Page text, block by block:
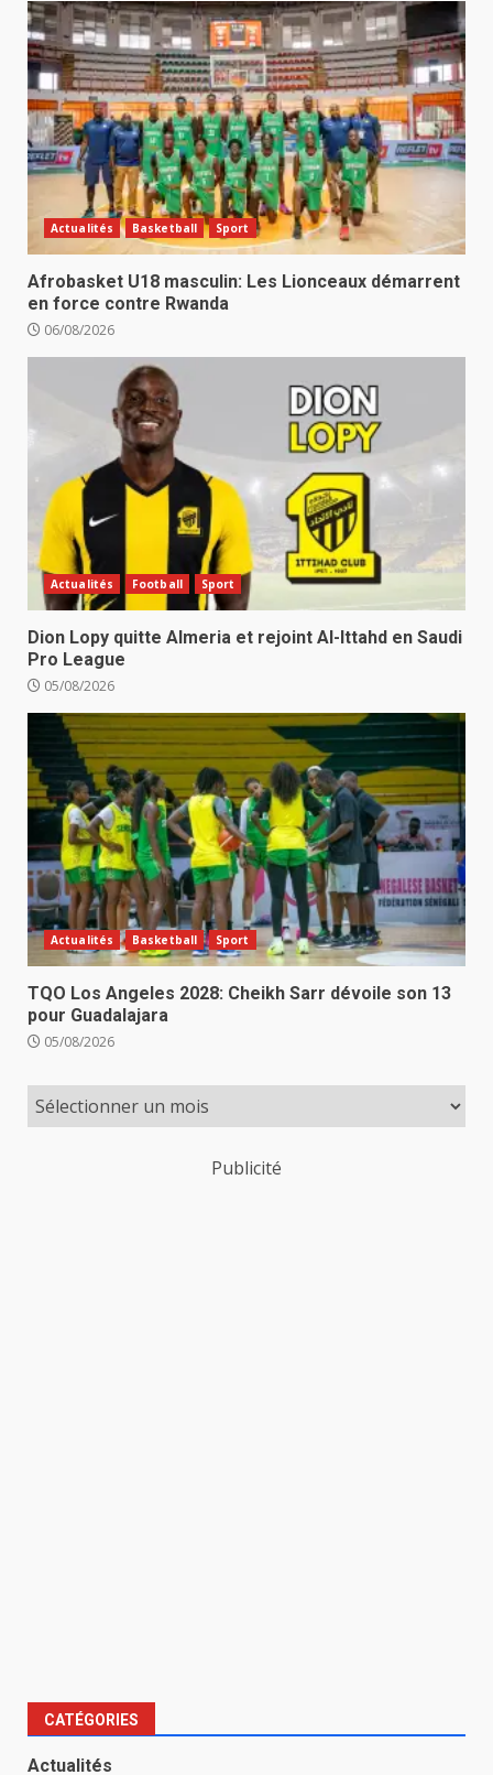
Actualités Basketball Sport
Afrobasket U18 masculin: Les Lionceaux démarrent
en force contre Rwanda
06/08/2026
Actualités Football Sport
Dion Lopy quitte Almeria et rejoint Al-Ittahd en Saudi
Pro League
05/08/2026
Actualités Basketball Sport
TQO Los Angeles 2028: Cheikh Sarr dévoile son 13
pour Guadalajara
05/08/2026
Publicité
CATÉGORIES
Actualités